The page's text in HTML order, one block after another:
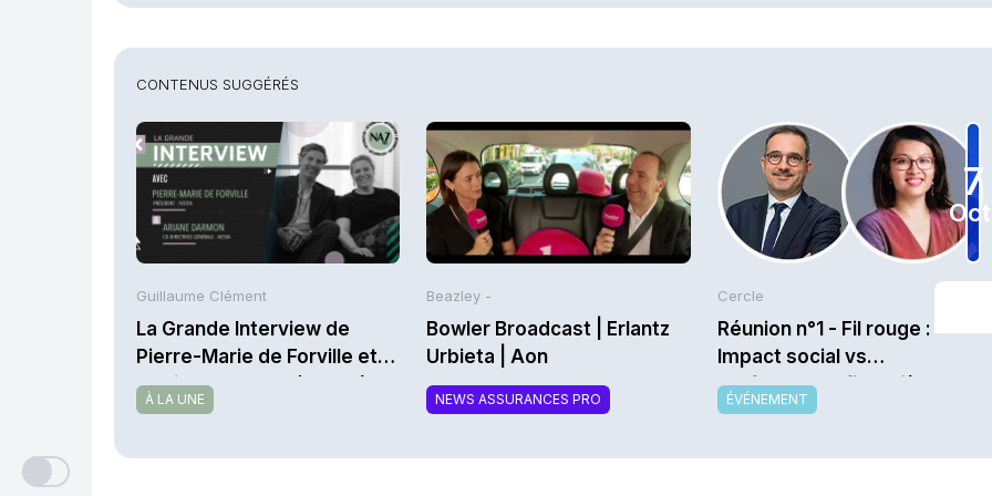
CONTENUS SUGGÉRÉS
Guillaume Clément
La Grande Interview de
Pierre-Marie de Forville et
d’Ariane Darmon (Ivesta)
À LA UNE
Beazley -
Bowler Broadcast | Erlantz
Urbieta | Aon
NEWS ASSURANCES PRO
7
Cercle
Réunion n°1 - Fil rouge :
Impact social vs
performance financière au
service de l’assurabilité -
ÉVÉNEMENT